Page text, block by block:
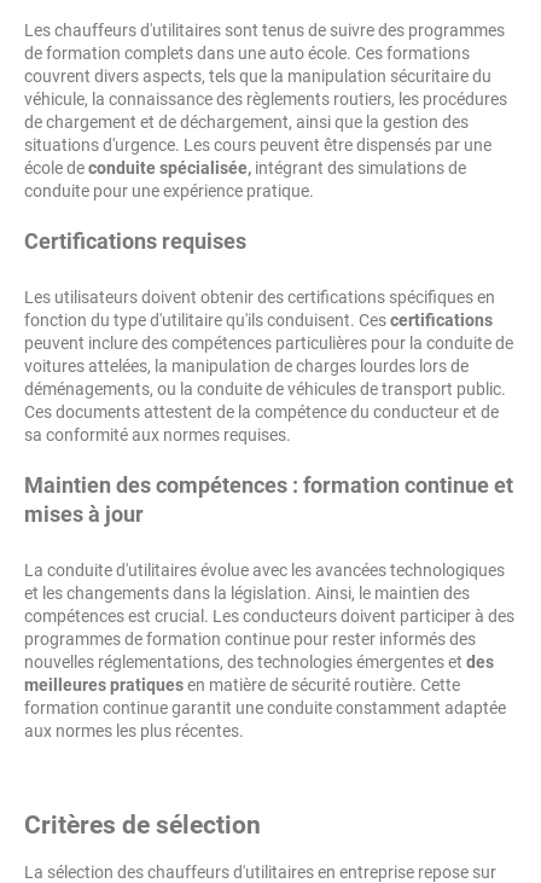
Les chauffeurs d'utilitaires sont tenus de suivre des programmes
de formation complets dans une auto école. Ces formations
couvrent divers aspects, tels que la manipulation sécuritaire du
véhicule, la connaissance des règlements routiers, les procédures
de chargement et de déchargement, ainsi que la gestion des
situations d'urgence. Les cours peuvent être dispensés par une
école deconduite spécialisée, intégrant des simulations de
conduite pour une expérience pratique.
Certifications requises
Les utilisateurs doivent obtenir des certifications spécifiques en
fonction du type d'utilitaire qu'ils conduisent. Cescertifications
peuvent inclure des compétences particulières pour la conduite de
voitures attelées, la manipulation de charges lourdes lors de
déménagements, ou la conduite de véhicules de transport public.
Ces documents attestent de la compétence du conducteur et de
sa conformité aux normes requises.
Maintien des compétences : formation continue et
mises à jour
La conduite d'utilitaires évolue avec les avancées technologiques
et les changements dans la législation. Ainsi, le maintien des
compétences est crucial. Les conducteurs doivent participer à des
programmes de formation continue pour rester informés des
nouvelles réglementations, des technologies émergentes et des
meilleures pratiquesen matière de sécurité routière. Cette
formation continue garantit une conduite constamment adaptée
aux normes les plus récentes.
Critères de sélection
La sélection des chauffeurs d'utilitaires en entreprise repose sur